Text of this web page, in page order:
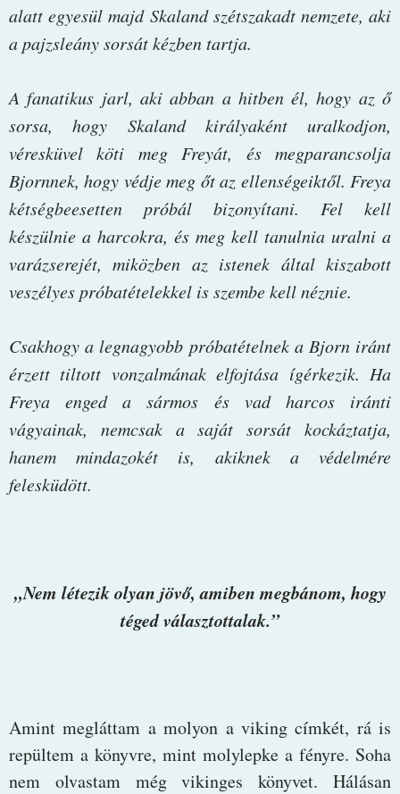
alatt egyesül majd Skaland szétszakadt nemzete, aki
a pajzsleány sorsát kézben tartja.
A fanatikus jarl, aki abban a hitben él, hogy az ő
sorsa, hogy Skaland királyaként uralkodjon,
véresküvel köti meg Freyát, és megparancsolja
Bjornnek, hogy védje meg őt az ellenségeiktől. Freya
kétségbeesetten próbál bizonyítani. Fel kell
készülnie a harcokra, és meg kell tanulnia uralni a
varázserejét, miközben az istenek által kiszabott
veszélyes próbatételekkel is szembe kell néznie.
Csakhogy a legnagyobb próbatételnek a Bjorn iránt
érzett tiltott vonzalmának elfojtása ígérkezik. Ha
Freya enged a sármos és vad harcos iránti
vágyainak, nemcsak a saját sorsát kockáztatja,
hanem mindazokét is, akiknek a védelmére
felesküdött.
„Nem létezik olyan jövő, amiben megbánom, hogy
téged választottalak.”
Amint megláttam a molyon a viking címkét, rá is
repültem a könyvre, mint molylepke a fényre. Soha
nem olvastam még vikinges könyvet. Hálásan